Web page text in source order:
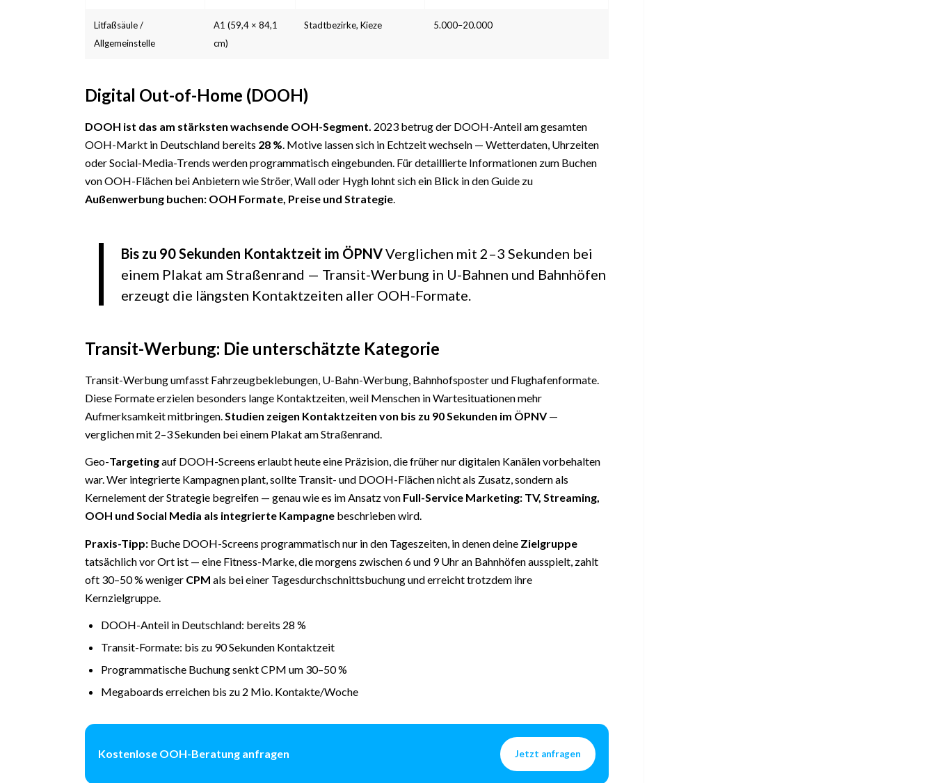
Litfaßsäule /
Allgemeinstelle
A1 (59,4 × 84,1
cm)
Stadtbezirke, Kieze 5.000–20.000
Digital Out-of-Home (DOOH)
DOOH ist das am stärksten wachsende OOH-Segment. 2023 betrug der DOOH-Anteil am gesamten
OOH-Markt in Deutschland bereits 28 % . Motive lassen sich in Echtzeit wechseln — Wetterdaten, Uhrzeiten
oder Social-Media-Trends werden programmatisch eingebunden. Für detaillierte Informationen zum Buchen
von OOH-Flächen bei Anbietern wie Ströer, Wall oder Hygh lohnt sich ein Blick in den Guide zu
Außenwerbung buchen: OOH Formate, Preise und Strategie
Bis zu 90 Sekunden Kontaktzeit im ÖPNVVerglichen mit 2–3 Sekunden bei
einem Plakat am Straßenrand — Transit-Werbung in U-Bahnen und Bahnhöfen
erzeugt die längsten Kontaktzeiten aller OOH-Formate.
Transit-Werbung: Die unterschätzte Kategorie
Transit-Werbung umfasst Fahrzeugbeklebungen, U-Bahn-Werbung, Bahnhofsposter und Flughafenformate.
Diese Formate erzielen besonders lange Kontaktzeiten, weil Menschen in Wartesituationen mehr
Aufmerksamkeit mitbringen. Studien zeigen Kontaktzeiten von bis zu 90 Sekunden im ÖPNV—
verglichen mit 2–3 Sekunden bei einem Plakat am Straßenrand.
Geo-Targetingauf DOOH-Screens erlaubt heute eine Präzision, die früher nur digitalen Kanälen vorbehalten
war. Wer integrierte Kampagnen plant, sollte Transit- und DOOH-Flächen nicht als Zusatz, sondern als
Kernelement der Strategie begreifen — genau wie es im Ansatz von Full-Service Marketing: TV, Streaming,
OOH und Social Media als integrierte Kampagne beschrieben wird.
Praxis-Tipp: Buche DOOH-Screens programmatisch nur in den Tageszeiten, in denen deine Zielgruppe
tatsächlich vor Ort ist — eine Fitness-Marke, die morgens zwischen 6 und 9 Uhr an Bahnhöfen ausspielt, zahlt
oft 30–50 % weniger CPM als bei einer Tagesdurchschnittsbuchung und erreicht trotzdem ihre
Kernzielgruppe.
DOOH-Anteil in Deutschland: bereits 28 %
Transit-Formate: bis zu 90 Sekunden Kontaktzeit
Programmatische Buchung senkt CPM um 30–50 %
Megaboards erreichen bis zu 2 Mio. Kontakte/Woche
Kostenlose OOH-Beratung anfragen Jetzt anfragen